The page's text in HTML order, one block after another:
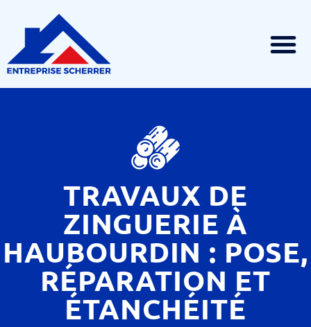
TRAVAUX DE
ZINGUERIE À
HAUBOURDIN : POSE,
RÉPARATION ET
ÉTANCHÉITÉ